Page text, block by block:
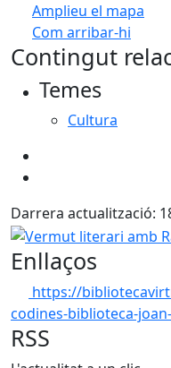
Amplieu el mapa
Com arribar-hi
+
Contingut
Temes
Cultura
Darrera actualització:
Vermut literari amb
Enllaços
https://
codines-biblioteca-
RSS